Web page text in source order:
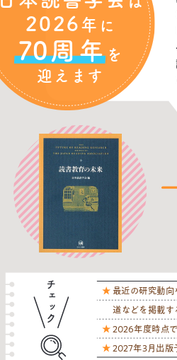
2026 年 に
70周年 を
迎えます
★ 最近の研究動向
道などを掲載す
★ 2026年度時点で
★ 2027年3月出版
チェック